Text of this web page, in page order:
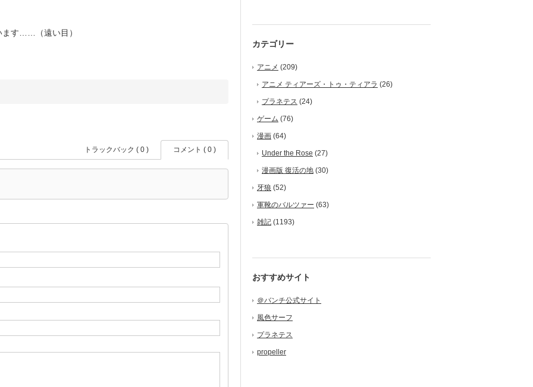
ます……（遠い目）
トラックバック ( 0 ) コメント ( 0 )
カテゴリー
アニメ (209)
アニメ ティアーズ・トゥ・ティアラ (26)
プラネテス (24)
ゲーム (76)
漫画 (64)
Under the Rose (27)
漫画版 復活の地 (30)
牙狼 (52)
軍靴のバルツァー (63)
雑記 (1193)
おすすめサイト
＠バンチ公式サイト
風色サーフ
プラネテス
propeller